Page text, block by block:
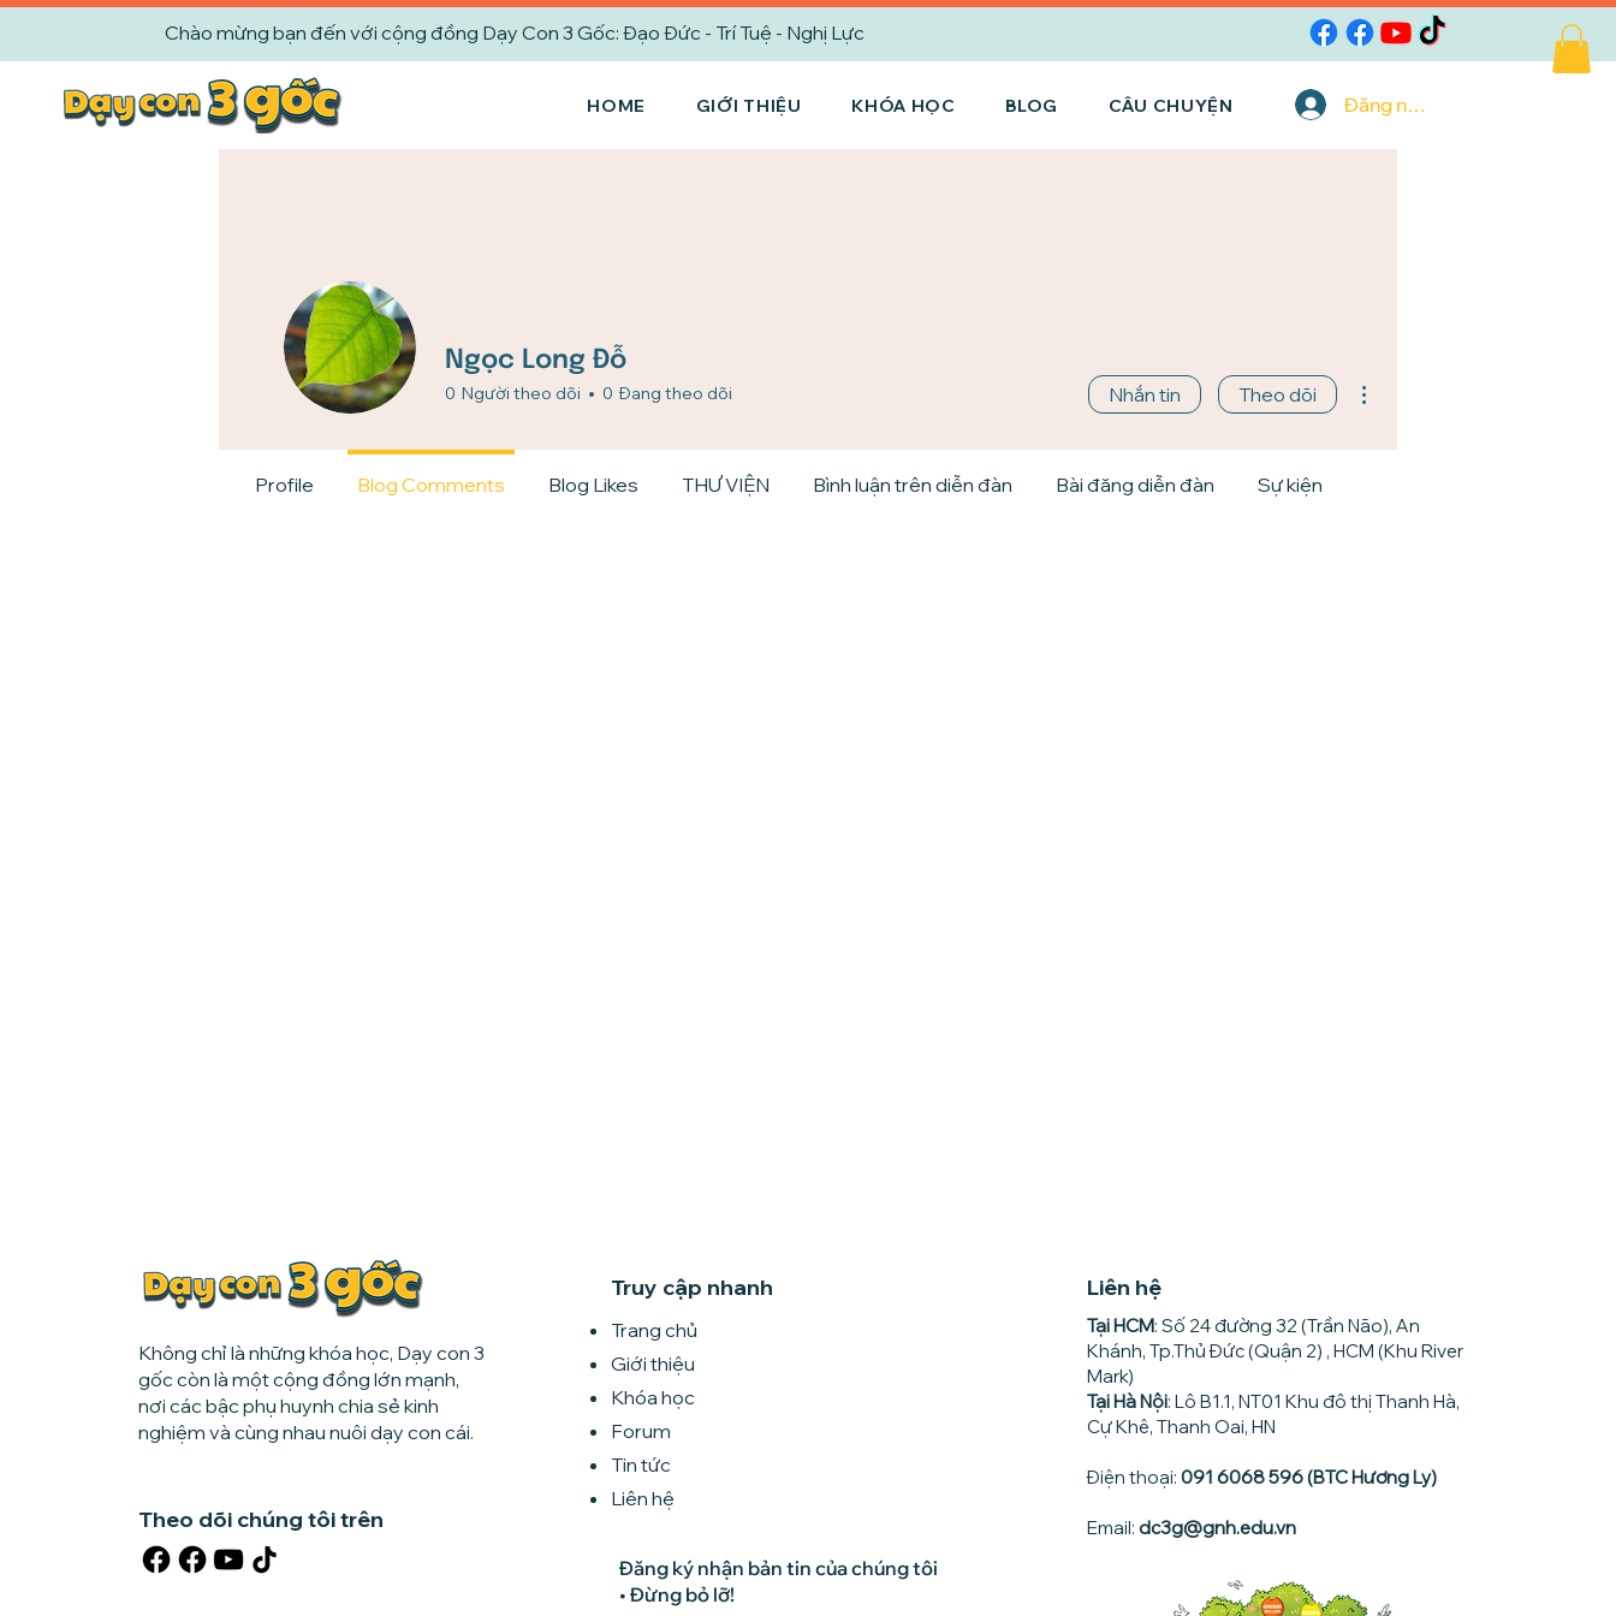
Chào mừng bạn đến với cộng đồng Dạy Con 3 Gốc: Đạo Đức - Trí Tuệ - Nghị Lực
HOME GIỚI THIỆU KHÓA HỌC BLOG CÂU CHUYỆN Đăng nhập
Ngọc Long Đỗ
0 Người theo dõi 0 Đang theo dõi Nhắn tin Theo dõi
Profile Blog Comments Blog Likes THƯ VIỆN Bình luận trên diễn đàn Bài đăng diễn đàn Sự kiện
Không chỉ là những khóa học, Dạy con 3
gốc còn là một cộng đồng lớn mạnh,
nơi các bậc phụ huynh chia sẻ kinh
nghiệm và cùng nhau nuôi dạy con cái.
Theo dõi chúng tôi trên
Truy cập nhanh
Trang chủ
Giới thiệu
Khóa học
Forum
Tin tức
Liên hệ
Đăng ký nhận bản tin của chúng tôi
• Đừng bỏ lỡ!
Liên hệ
Tại HCM: Số 24 đường 32 (Trần Não), An
Khánh, Tp.Thủ Đức (Quận 2) , HCM (Khu River
Mark)
Tại Hà Nội: Lô B1.1, NT01 Khu đô thị Thanh Hà,
Cự Khê, Thanh Oai, HN
Điện thoại: 091 6068 596 (BTC Hương Ly)
Email: dc3g@gnh.edu.vn